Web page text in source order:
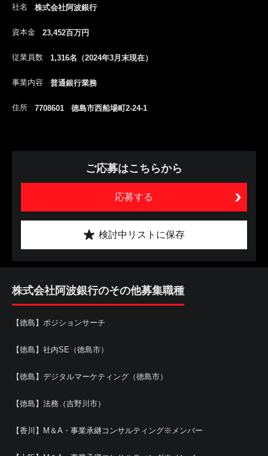
社名 株式会社阿波銀行
資本金 23,452百万円
従業員数 1,316名（2024年3月末現在）
事業内容 普通銀行業務
住所 7708601 徳島市西船場町2-24-1
ご応募はこちらから
応募する
検討中リストに保存
株式会社阿波銀行のその他募集職種
【徳島】ポジションサーチ
【徳島】社内SE（徳島市）
【徳島】デジタルマーケティング（徳島市）
【徳島】法務（吉野川市）
【香川】M＆A・事業承継コンサルティング※メンバー